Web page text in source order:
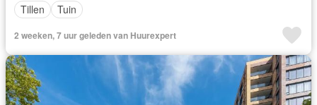
Tillen
Tuin
2 weeken, 7 uur geleden van Huurexpert